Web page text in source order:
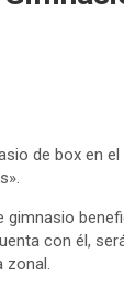
de box en
con él,
zonal.